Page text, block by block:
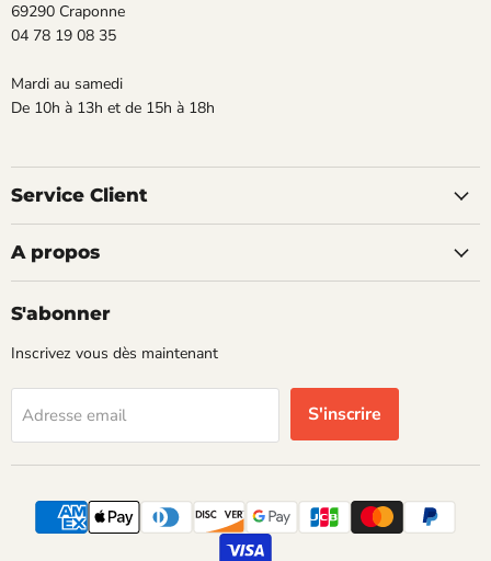
69290 Craponne
04 78 19 08 35
Mardi au samedi
De 10h à 13h et de 15h à 18h
Service Client
A propos
S'abonner
Inscrivez vous dès maintenant
Adresse email S'inscrire